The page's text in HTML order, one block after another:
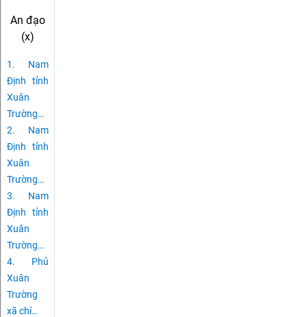
An đạo
(x)
1. Nam
Định tỉnh
Xuân
Trường…
2. Nam
Định tỉnh
Xuân
Trường…
3. Nam
Định tỉnh
Xuân
Trường…
4. Phủ
Xuân
Trường
xã chí…